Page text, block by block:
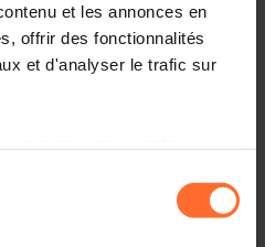
et les annonces en
offrir des fonctionnalités
et d'analyser le trafic sur
nécessaires au
description des différents
en collaboration
les entreprises